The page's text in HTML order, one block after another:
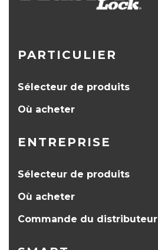
PARTICULIER
Sélecteur de produits
Où acheter
ENTREPRISE
Sélecteur de produits
Où acheter
Commande du distributeur